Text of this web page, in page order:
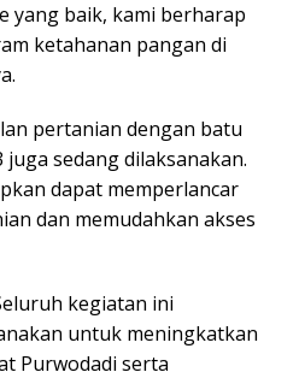
yang baik, kami berharap
ketahanan pangan di
pertanian dengan batu
sedang dilaksanakan.
dapat memperlancar
dan memudahkan akses
kegiatan ini
untuk meningkatkan
Purwodadi serta